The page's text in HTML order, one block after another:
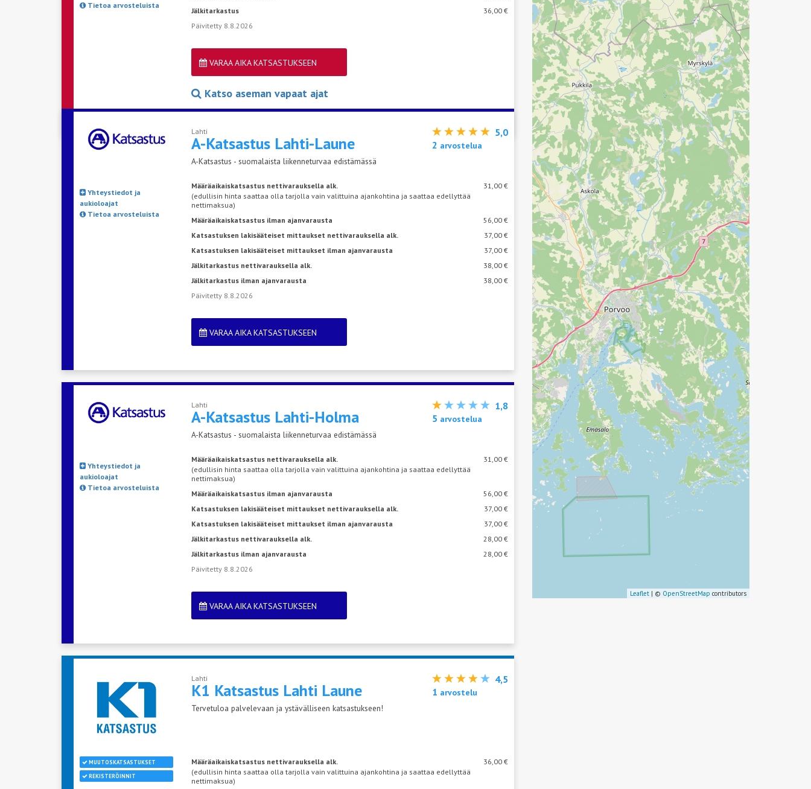
Leaflet | © OpenStreetMap contributors
Tietoa arvosteluista
Jälkitarkastus
36,00 €
Päivitetty 8.8.2026
VARAA AIKA KATSASTUKSEEN
Katso aseman vapaat ajat
Lahti
A-Katsastus Lahti-Laune
A-Katsastus - suomalaista liikenneturvaa edistämässä
5,0
2 arvostelua
Yhteystiedot ja
aukioloajat
Tietoa arvosteluista
Määräaikaiskatsastus nettivarauksella alk.
31,00 €
(edullisin hinta saattaa olla tarjolla vain valittuina ajankohtina ja saattaa edellyttää
nettimaksua)
Määräaikaiskatsastus ilman ajanvarausta
56,00 €
Katsastuksen lakisääteiset mittaukset nettivarauksella alk.
37,00 €
Katsastuksen lakisääteiset mittaukset ilman ajanvarausta
37,00 €
Jälkitarkastus nettivarauksella alk.
38,00 €
Jälkitarkastus ilman ajanvarausta
38,00 €
Päivitetty 8.8.2026
VARAA AIKA KATSASTUKSEEN
Lahti
A-Katsastus Lahti-Holma
A-Katsastus - suomalaista liikenneturvaa edistämässä
1,8
5 arvostelua
Yhteystiedot ja
aukioloajat
Tietoa arvosteluista
Määräaikaiskatsastus nettivarauksella alk.
31,00 €
(edullisin hinta saattaa olla tarjolla vain valittuina ajankohtina ja saattaa edellyttää
nettimaksua)
Määräaikaiskatsastus ilman ajanvarausta
56,00 €
Katsastuksen lakisääteiset mittaukset nettivarauksella alk.
37,00 €
Katsastuksen lakisääteiset mittaukset ilman ajanvarausta
37,00 €
Jälkitarkastus nettivarauksella alk.
28,00 €
Jälkitarkastus ilman ajanvarausta
28,00 €
Päivitetty 8.8.2026
VARAA AIKA KATSASTUKSEEN
Lahti
K1 Katsastus Lahti Laune
Tervetuloa palvelevaan ja ystävälliseen katsastukseen!
4,5
1 arvostelu
MUUTOSKATSASTUKSET
REKISTERÖINNIT
Määräaikaiskatsastus nettivarauksella alk.
36,00 €
(edullisin hinta saattaa olla tarjolla vain valittuina ajankohtina ja saattaa edellyttää
nettimaksua)